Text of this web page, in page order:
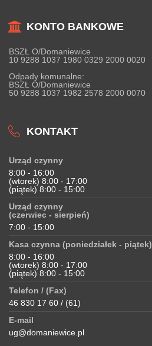
KONTO BANKOWE
BSZŁ O/Domaniewice
10 9288 1037 1980 0329 2000 0020
Odpady komunalne:
BSZŁ O/Domaniewice
50 9288 1037 1982 2578 2000 0070
KONTAKT
Urząd czynny
8:00 - 16:00
(wtorek) 8:00 - 17:00
(piątek) 8:00 - 15:00
Urząd czynny
(czerwiec - sierpień)
7:00 - 15:00
Kasa czynna (poniedziałek - piątek)
8:00 - 16:00
(wtorek) 8:00 - 17:00
(piątek) 8:00 - 15:00
Telefon / (Fax)
46 830 17 60 / (61)
E-mail
ug@domaniewice.pl